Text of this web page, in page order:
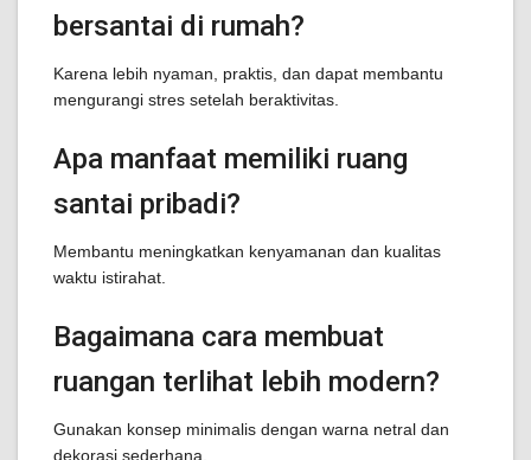
bersantai di rumah?
Karena lebih nyaman, praktis, dan dapat membantu
mengurangi stres setelah beraktivitas.
Apa manfaat memiliki ruang
santai pribadi?
Membantu meningkatkan kenyamanan dan kualitas
waktu istirahat.
Bagaimana cara membuat
ruangan terlihat lebih modern?
Gunakan konsep minimalis dengan warna netral dan
dekorasi sederhana.